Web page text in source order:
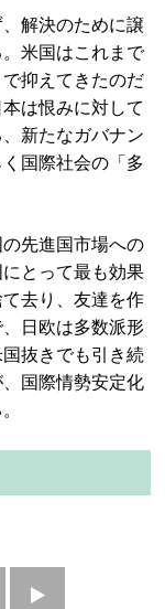
解決のために譲
米国はこれまで
抑えてきたのだ
は恨みに対して
新たなガバナン
国際社会の「多
先進国市場への
とって最も効果
去り、友達を作
日欧は多数派形
抜きでも引き続
国際情勢安定化